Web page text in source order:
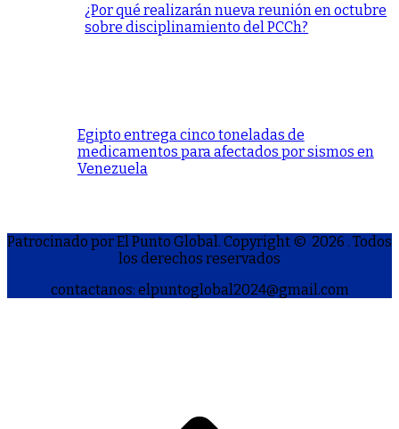
¿Por qué realizarán nueva reunión en octubre
sobre disciplinamiento del PCCh?
Egipto entrega cinco toneladas de
medicamentos para afectados por sismos en
Venezuela
Patrocinado por El Punto Global. Copyright © 2026 . Todos
los derechos reservados
contactanos: elpuntoglobal2024@gmail.com